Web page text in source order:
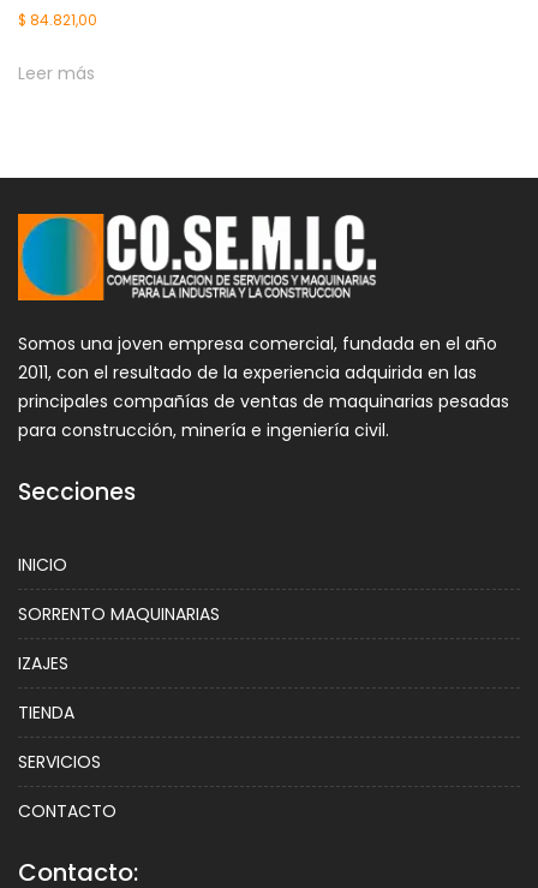
$ 84.821,00
Leer más
Somos una joven empresa comercial, fundada en el año
2011, con el resultado de la experiencia adquirida en las
principales compañías de ventas de maquinarias pesadas
para construcción, minería e ingeniería civil.
Secciones
INICIO
SORRENTO MAQUINARIAS
IZAJES
TIENDA
SERVICIOS
CONTACTO
Contacto: